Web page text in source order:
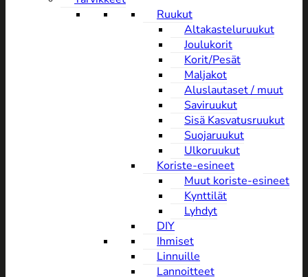
Ruukut
Altakasteluruukut
Joulukorit
Korit/Pesät
Maljakot
Aluslautaset / muut
Saviruukut
Sisä Kasvatusruukut
Suojaruukut
Ulkoruukut
Koriste-esineet
Muut koriste-esineet
Kynttilät
Lyhdyt
DIY
Ihmiset
Linnuille
Lannoitteet